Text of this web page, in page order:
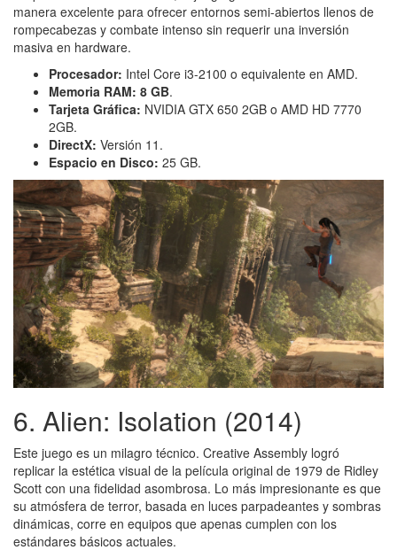
manera excelente para ofrecer entornos semi-abiertos llenos de
rompecabezas y combate intenso sin requerir una inversión
masiva en hardware.
Procesador: Intel Core i3-2100 o equivalente en AMD.
Memoria RAM: 8 GB.
Tarjeta Gráfica: NVIDIA GTX 650 2GB o AMD HD 7770
2GB.
DirectX: Versión 11.
Espacio en Disco: 25 GB.
6. Alien: Isolation (2014)
Este juego es un milagro técnico. Creative Assembly logró
replicar la estética visual de la película original de 1979 de Ridley
Scott con una fidelidad asombrosa. Lo más impresionante es que
su atmósfera de terror, basada en luces parpadeantes y sombras
dinámicas, corre en equipos que apenas cumplen con los
estándares básicos actuales.